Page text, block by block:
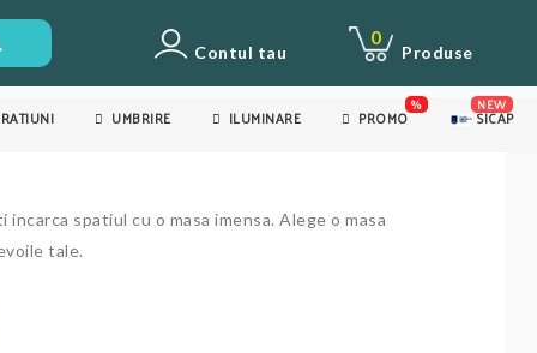
Contul tau Produse
0
UMBRIRE ILUMINARE PROMO
%
SICAP
NEW
spatiul cu o masa imensa. Alege o masa
tale.